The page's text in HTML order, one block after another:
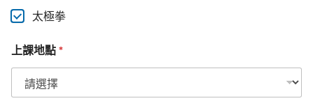
太極拳
上課地點 *